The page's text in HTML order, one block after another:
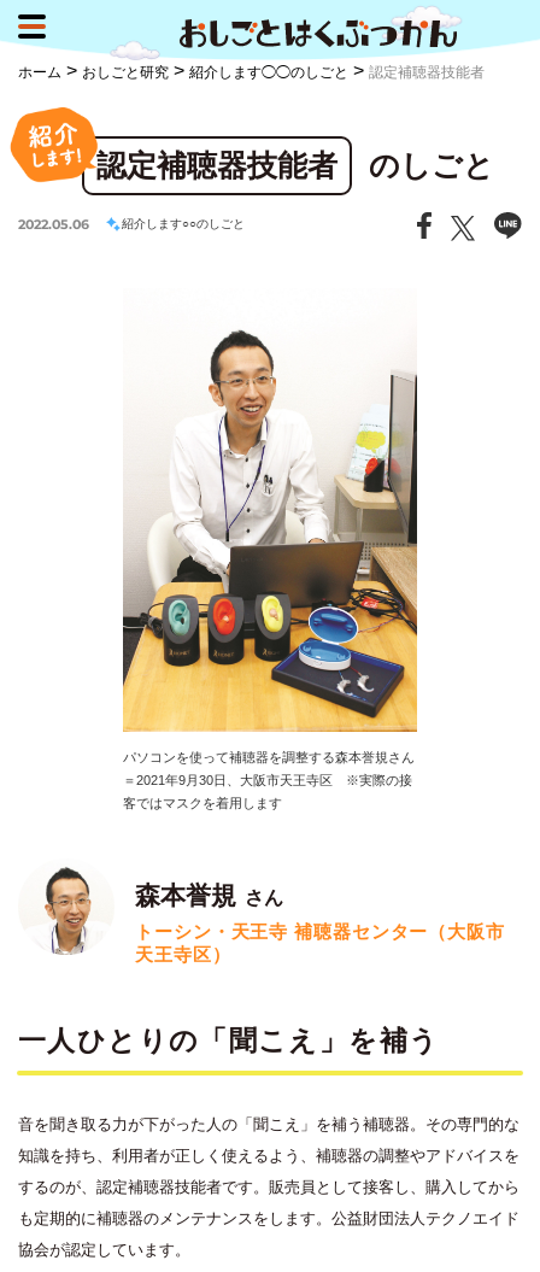
ホーム > おしごと研究 > 紹介します◯◯のしごと > 認定補聴器技能者
認定補聴器技能者 のしごと
2022.05.06 紹介します○○のしごと
パソコンを使って補聴器を調整する森本誉規さん
＝2021年9月30日、大阪市天王寺区 ※実際の接
客ではマスクを着用します
森本誉規 さん
トーシン・天王寺 補聴器センター（大阪市
天王寺区）
一人ひとりの「聞こえ」を補う
音を聞き取る力が下がった人の「聞こえ」を補う補聴器。その専門的な
知識を持ち、利用者が正しく使えるよう、補聴器の調整やアドバイスを
するのが、認定補聴器技能者です。販売員として接客し、購入してから
も定期的に補聴器のメンテナンスをします。公益財団法人テクノエイド
協会が認定しています。